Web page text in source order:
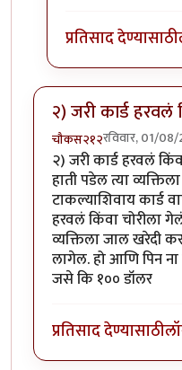
प्रतिसाद देण्यासाठी
२) जरी कार्ड हरवलं
चौकस२१२रविवार, 01/
२) जरी कार्ड हरवलं
हाती पडेल त्या
टाकल्याशिवाय कार्ड
हरवलं किंवा चोरीला
व्यक्तिला जाल खरेदी
लागेल. हो आणि पिन
जसे कि १०० डॉलर
प्रतिसाद देण्यासाठी